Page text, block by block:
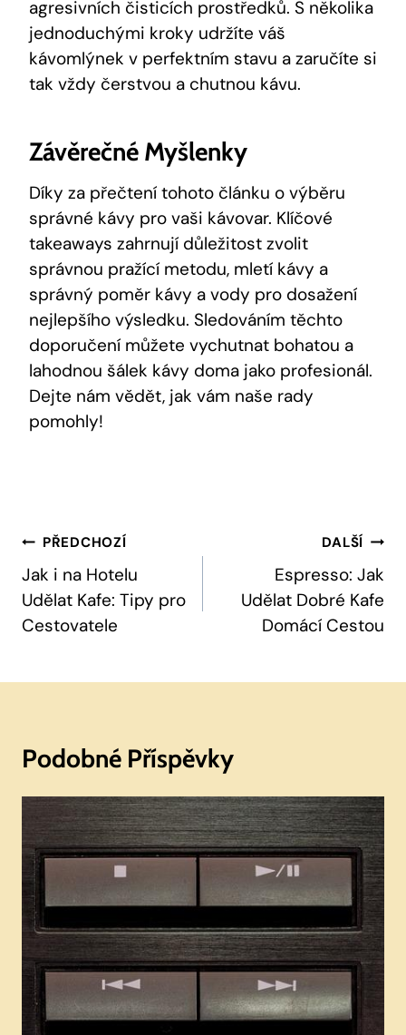
agresivních čisticích prostředků. S několika
jednoduchými kroky udržíte váš
kávomlýnek v perfektním stavu a zaručíte si
tak vždy čerstvou a chutnou kávu.
Závěrečné Myšlenky
Díky za přečtení tohoto článku o výběru
správné kávy pro vaši kávovar. Klíčové
takeaways zahrnují důležitost zvolit
správnou pražící metodu, mletí kávy a
správný poměr kávy a vody pro dosažení
nejlepšího výsledku. Sledováním těchto
doporučení můžete vychutnat bohatou a
lahodnou šálek kávy doma jako profesionál.
Dejte nám vědět, jak vám naše rady
pomohly!
Navigace
Pro
Příspěvek
PŘEDCHOZÍ
Jak i na Hotelu
Udělat Kafe: Tipy pro
Cestovatele
DALŠÍ
Espresso: Jak
Udělat Dobré Kafe
Domácí Cestou
Podobné Příspěvky